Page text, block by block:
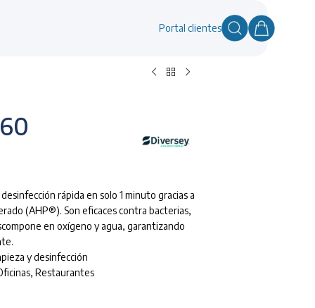
Portal clientes
rápida en solo 1 minuto gracias a
(AHP®). Son eficaces contra bacterias,
en oxígeno y agua, garantizando
y desinfección
, Restaurantes